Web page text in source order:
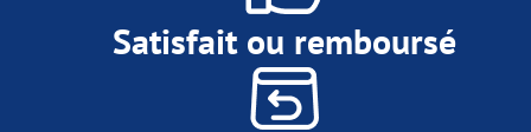
Satisfait ou remboursé